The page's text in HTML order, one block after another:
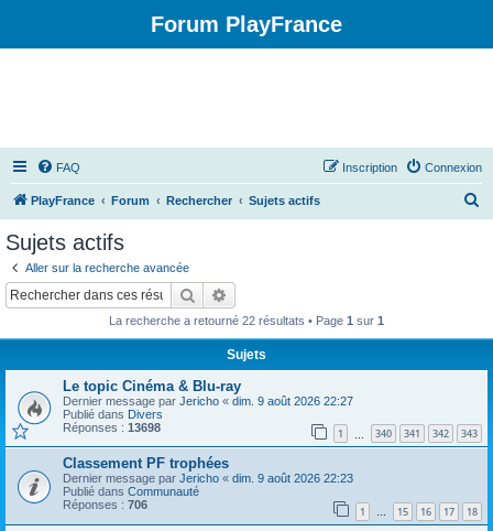
Forum PlayFrance
FAQ Connexion
Inscription
PlayFrance Forum Rechercher Sujets actifs
Sujets actifs
Aller sur la recherche avancée
Rechercher
La recherche a retourné 22 résultats • Page 1 sur 1
Sujets
Le topic Cinéma & Blu-ray
Dernier message par Jericho « dim. 9 août 2026 22:27
Publié dans Divers
Réponses : 13698 1 340 341 342 343
Classement PF trophées
Dernier message par Jericho « dim. 9 août 2026 22:23
Publié dans Communauté
Réponses : 706 1 … 15 16 17 18